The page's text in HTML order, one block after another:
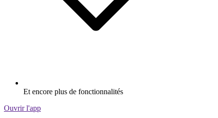
Et encore plus de fonctionnalités
Ouvrir l'app